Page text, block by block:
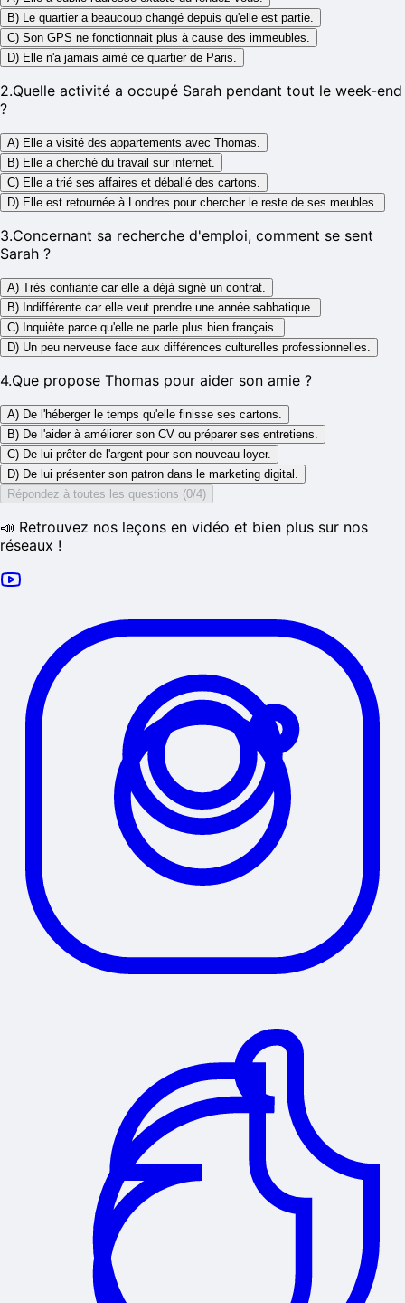
B) Le quartier a beaucoup changé depuis qu'elle est partie.
C) Son GPS ne fonctionnait plus à cause des immeubles.
D) Elle n'a jamais aimé ce quartier de Paris.
2.Quelle activité a occupé Sarah pendant tout le week-end
?
A) Elle a visité des appartements avec Thomas.
B) Elle a cherché du travail sur internet.
C) Elle a trié ses affaires et déballé des cartons.
D) Elle est retournée à Londres pour chercher le reste de ses meubles.
3.Concernant sa recherche d'emploi, comment se sent
Sarah ?
A) Très confiante car elle a déjà signé un contrat.
B) Indifférente car elle veut prendre une année sabbatique.
C) Inquiète parce qu'elle ne parle plus bien français.
D) Un peu nerveuse face aux différences culturelles professionnelles.
4.Que propose Thomas pour aider son amie ?
A) De l'héberger le temps qu'elle finisse ses cartons.
B) De l'aider à améliorer son CV ou préparer ses entretiens.
C) De lui prêter de l'argent pour son nouveau loyer.
D) De lui présenter son patron dans le marketing digital.
Répondez à toutes les questions (0/4)
📣 Retrouvez nos leçons en vidéo et bien plus sur nos
réseaux !